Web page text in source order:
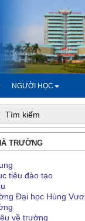
NGƯỜI HỌC
TRƯỜNG
tiêu đào tạo
Đại học Hùng
về trường